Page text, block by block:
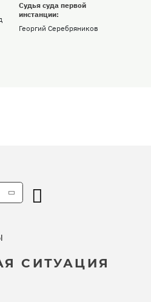
Судья суда первой
инстанции:
Георгий Серебряников
СИТУАЦИЯ